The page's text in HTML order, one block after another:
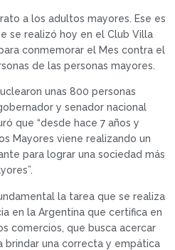
a los adultos mayores. Ese es
se realizó hoy en el Club Villa
conmemorar el Mes contra el
de las personas mayores.
unas 800 personas
y senador nacional
que “desde hace 7 años y
Mayores viene realizando un
para lograr una sociedad más
la tarea que se realiza
en la Argentina que certifica en
comercios, que busca acercar
brindar una correcta y empática